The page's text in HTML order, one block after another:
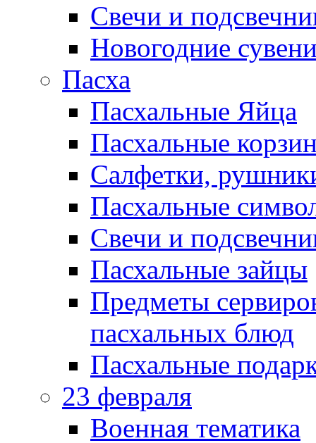
Свечи и
Новогодние
Пасха
Пасхальные Яйца
Пасхальные
Салфетки,
Пасхальные
Свечи и
Пасхальные зайцы
Предметы
пасхальных блюд
Пасхальные
23 февраля
Военная тематика